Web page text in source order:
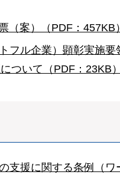
（案）（PDF：457KB）
ル企業）顕彰実施要
ついて（PDF：23KB）
援に関する条例（ワ